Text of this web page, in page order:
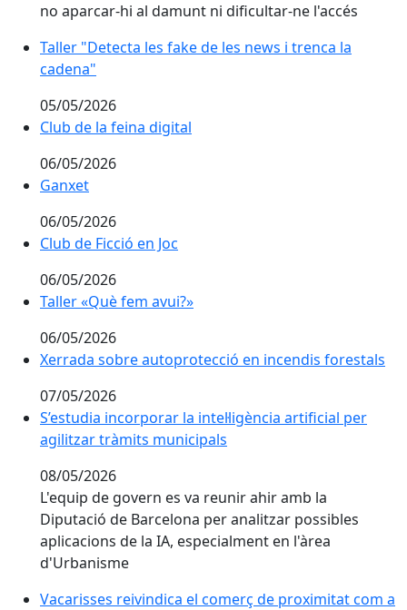
no aparcar-hi al damunt ni dificultar-ne l'accés
Taller "Detecta les fake de les news i trenca la
Taller "Detecta les fake de les news i trenca la
cadena"
05/05/2026
Club de la feina digital
Club de la feina digital
06/05/2026
Ganxet
Ganxet
06/05/2026
Club de Ficció en Joc
Club de Ficció en Joc
06/05/2026
Taller «Què fem avui?»
Taller «Què fem avui?»
06/05/2026
Xerrada sobre autoprotecció en incendis forestals
Xerrada sobre autoprotecció en incendis forestals
07/05/2026
S’estudia incorporar la intel·ligència artificial per
S’estudia incorporar la intel·ligència artificial per
agilitzar tràmits municipals
08/05/2026
L'equip de govern es va reunir ahir amb la
Diputació de Barcelona per analitzar possibles
aplicacions de la IA, especialment en l'àrea
d'Urbanisme
Vacarisses reivindica el comerç de proximitat com
Vacarisses reivindica el comerç de proximitat com a